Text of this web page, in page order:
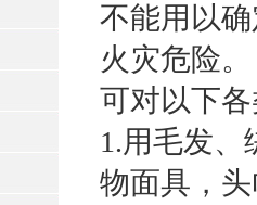
不能用以
火灾危险。
可对以下
1.用毛发
物面具，